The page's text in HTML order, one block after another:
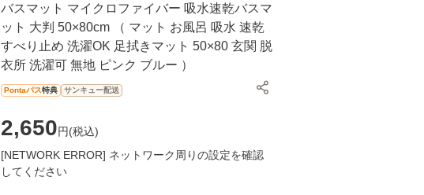
バスマット マイクロファイバー 吸水速乾バスマ
ット 大判 50×80cm （ マット お風呂 吸水 速乾
すべり止め 洗濯OK 足拭きマット 50×80 玄関 脱
衣所 洗濯可 無地 ピンク ブルー ）
Pontaパス特典 サンキュー配送
2,650円(税込)
[NETWORK ERROR] ネットワーク周りの設定を確認
してください